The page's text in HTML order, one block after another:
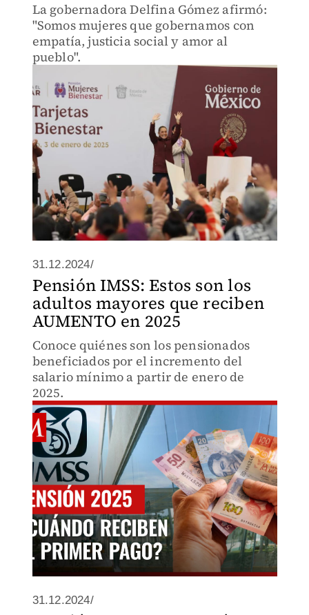
La gobernadora Delfina Gómez afirmó:
"Somos mujeres que gobernamos con
empatía, justicia social y amor al
pueblo".
31.12.2024/
Pensión IMSS: Estos son los
adultos mayores que reciben
AUMENTO en 2025
Conoce quiénes son los pensionados
beneficiados por el incremento del
salario mínimo a partir de enero de
2025.
31.12.2024/